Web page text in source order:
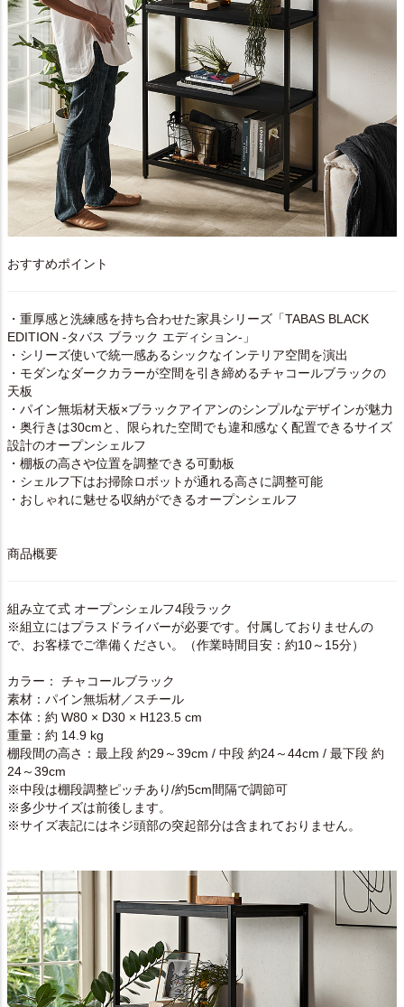
おすすめポイント
・重厚感と洗練感を持ち合わせた家具シリーズ「TABAS BLACK
EDITION -タバス ブラック エディション-」
・シリーズ使いで統一感あるシックなインテリア空間を演出
・モダンなダークカラーが空間を引き締めるチャコールブラックの
天板
・パイン無垢材天板×ブラックアイアンのシンプルなデザインが魅力
・奥行きは30cmと、限られた空間でも違和感なく配置できるサイズ
設計のオープンシェルフ
・棚板の高さや位置を調整できる可動板
・シェルフ下はお掃除ロボットが通れる高さに調整可能
・おしゃれに魅せる収納ができるオープンシェルフ
商品概要
組み立て式 オープンシェルフ4段ラック
※組立にはプラスドライバーが必要です。付属しておりませんの
で、お客様でご準備ください。（作業時間目安：約10～15分）
カラー： チャコールブラック
素材：パイン無垢材／スチール
本体：約 W80 × D30 × H123.5 cm
重量：約 14.9 kg
棚段間の高さ：最上段 約29～39cm / 中段 約24～44cm / 最下段 約
24～39cm
※中段は棚段調整ピッチあり/約5cm間隔で調節可
※多少サイズは前後します。
※サイズ表記にはネジ頭部の突起部分は含まれておりません。